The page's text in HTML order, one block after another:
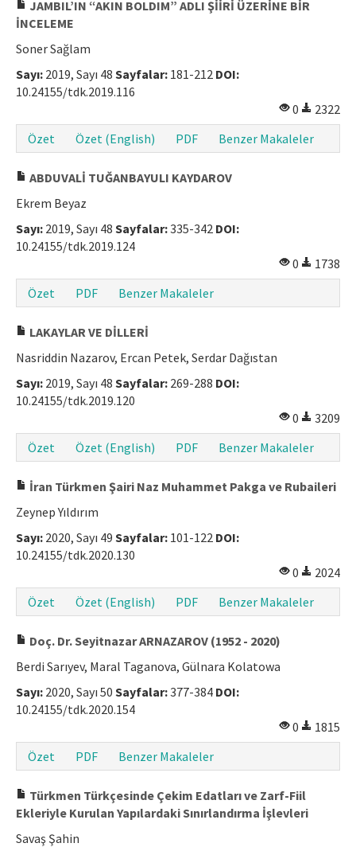
JAMBIL’IN “AKIN BOLDIM” ADLI ŞİİRİ ÜZERİNE BİR
İNCELEME
Soner Sağlam
Sayı: 2019, Sayı 48 Sayfalar: 181-212 DOI:
10.24155/tdk.2019.116
0
2322
Özet
Özet (English) PDF Benzer Makaleler
ABDUVALİ TUĞANBAYULI KAYDAROV
Ekrem Beyaz
Sayı: 2019, Sayı 48 Sayfalar:335-342 DOI:
10.24155/tdk.2019.124
0
1738
Özet
PDF Benzer Makaleler
LAKAYLAR VE DİLLERİ
Nasriddin Nazarov, Ercan Petek, Serdar Dağıstan
Sayı: 2019, Sayı 48 Sayfalar: 269-288 DOI:
10.24155/tdk.2019.120
0
3209
Özet
Özet (English) PDF Benzer Makaleler
İran Türkmen Şairi Naz Muhammet Pakga ve Rubaileri
Zeynep Yıldırım
Sayı: 2020, Sayı 49 Sayfalar: 101-122 DOI:
10.24155/tdk.2020.130
0
2024
Özet
Özet (English) PDF Benzer Makaleler
Doç. Dr. Seyitnazar ARNAZAROV (1952 - 2020)
Berdi Sarıyev, Maral Taganova, Gülnara Kolatowa
Sayı: 2020, Sayı 50 Sayfalar:377-384 DOI:
10.24155/tdk.2020.154
0
1815
Özet
PDF Benzer Makaleler
Türkmen Türkçesinde Çekim Edatları ve Zarf-Fiil
Ekleriyle Kurulan Yapılardaki Sınırlandırma İşlevleri
Savaş Şahin